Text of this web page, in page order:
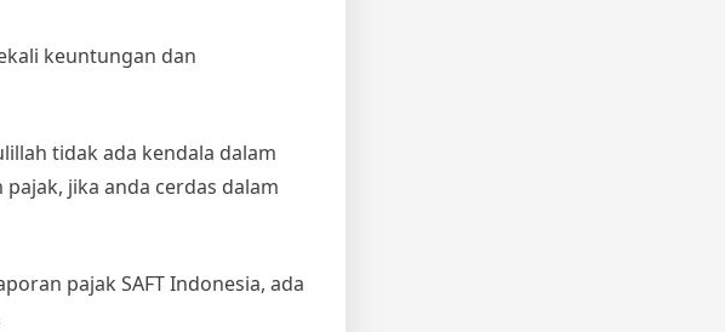
keuntungan dan
tidak ada kendala dalam
jika anda cerdas dalam
pajak SAFT Indonesia, ada